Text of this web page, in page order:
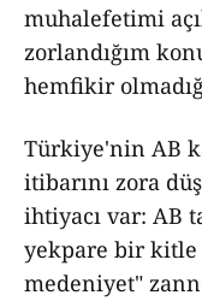
muhalefetimi
zorlandığım
hemfikir
Türkiye'nin AB
itibarını zora
ihtiyacı var: AB
yekpare bir kitle
medeniyet"